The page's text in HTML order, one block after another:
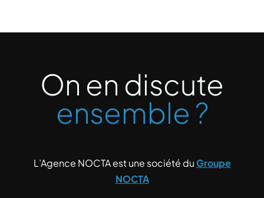
On en discute
ensemble ?
L’Agence NOCTA est une société duGroupe
NOCTA